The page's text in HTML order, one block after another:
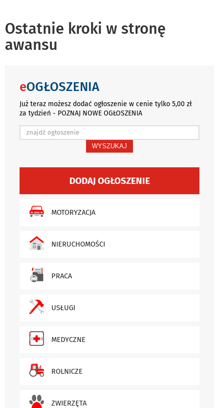
Ostatnie kroki w stronę
awansu
eOGŁOSZENIA
Już teraz możesz dodać ogłoszenie w cenie tylko 5,00 zł
za tydzień - POZNAJ NOWE OGŁOSZENIA
WYSZUKAJ
DODAJ OGŁOSZENIE
MOTORYZACJA
NIERUCHOMOŚCI
PRACA
USŁUGI
MEDYCZNE
ROLNICZE
ZWIERZĘTA